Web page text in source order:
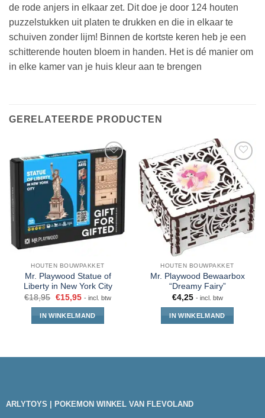
de rode anjers in elkaar zet. Dit doe je door 124 houten
puzzelstukken uit platen te drukken en die in elkaar te
schuiven zonder lijm! Binnen de kortste keren heb je een
schitterende houten bloem in handen. Het is dé manier om
in elke kamer van je huis kleur aan te brengen
GERELATEERDE PRODUCTEN
HOUTEN BOUWPAKKET
Mr. Playwood Statue of
Liberty in New York City
€18,95 €15,95 - incl. btw
IN WINKELMAND
HOUTEN BOUWPAKKET
Mr. Playwood Bewaarbox
“Dreamy Fairy”
€4,25 - incl. btw
IN WINKELMAND
ARLYTOYS | POKEMON WINKEL VAN FLEVOLAND